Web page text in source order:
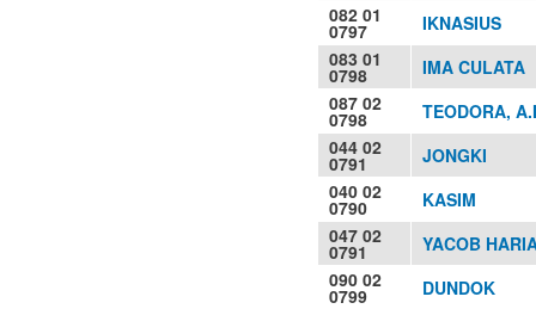
082 01
0797
IKNASIUS
083 01
0798
IMA CULATA
087 02
0798
TEODORA,
044 02
0791
JONGKI
040 02
0790
KASIM
047 02
0791
YACOB
090 02
0799
DUNDOK